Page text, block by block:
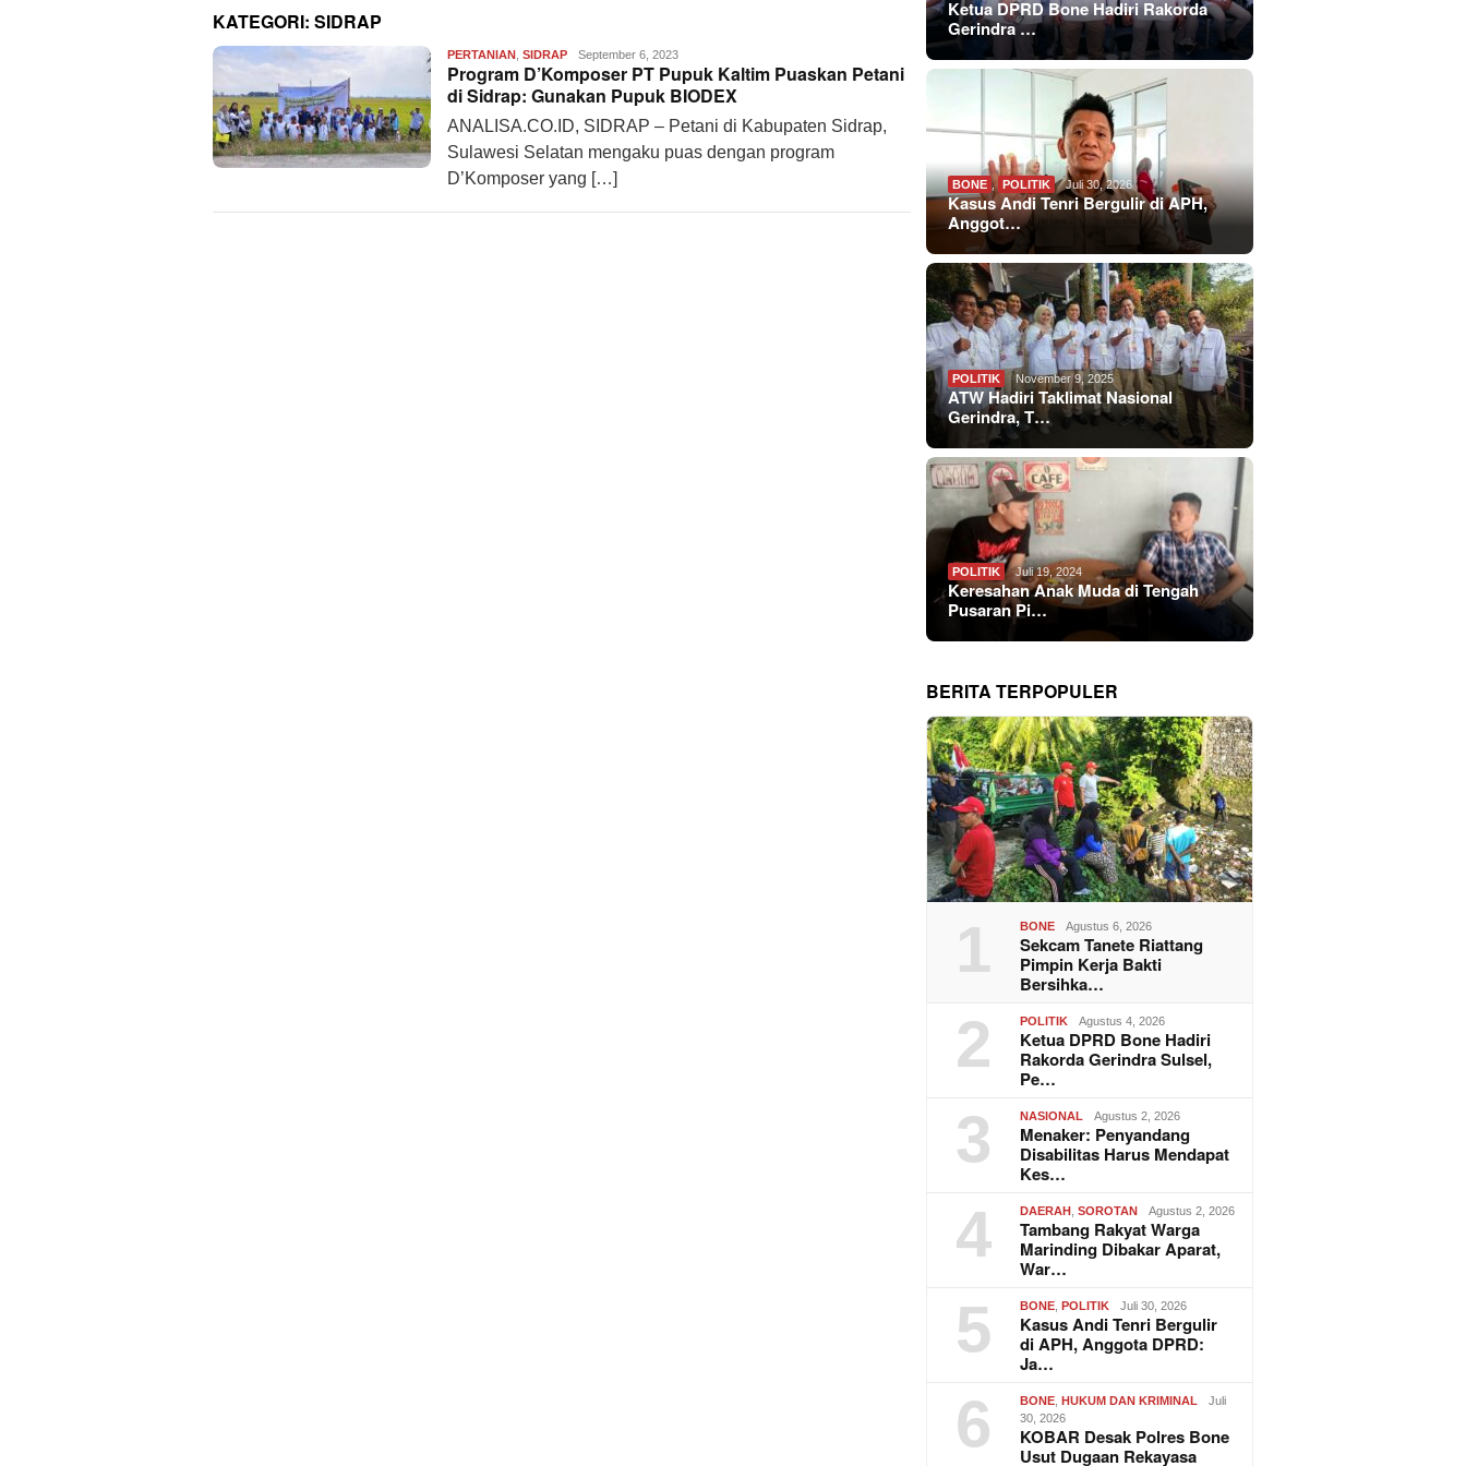
KATEGORI: SIDRAP
PERTANIAN SIDRAP REDAKSI
ANALISA.CO.ID
September 6, 2023
Program D’Komposer PT Pupuk Kaltim Puaskan Petani
di Sidrap: Gunakan Pupuk BIODEX
ANALISA.CO.ID, SIDRAP – Petani di Kabupaten Sidrap,
Sulawesi Selatan mengaku puas dengan program
D’Komposer yang […]
Ketua DPRD Bone Hadiri Rakorda
Gerindra …
BONE , POLITIK Juli 30, 2026
Kasus Andi Tenri Bergulir di APH,
Anggot…
POLITIK November 9, 2025
ATW Hadiri Taklimat Nasional
Gerindra, T…
POLITIK Juli 19, 2024
Keresahan Anak Muda di Tengah
Pusaran Pi…
BERITA TERPOPULER
1 BONE Agustus 6, 2026
Sekcam Tanete Riattang
Pimpin Kerja Bakti
Bersihka…
2 POLITIK Agustus 4, 2026
Ketua DPRD Bone Hadiri
Rakorda Gerindra Sulsel,
Pe…
3 NASIONAL Agustus 2, 2026
Menaker: Penyandang
Disabilitas Harus Mendapat
Kes…
4 DAERAH ,SOROTAN Agustus 2, 2026
Tambang Rakyat Warga
Marinding Dibakar Aparat,
War…
5 BONE POLITIK Juli 30, 2026
Kasus Andi Tenri Bergulir
di APH, Anggota DPRD:
Ja…
6 BONE HUKUM DAN KRIMINAL
Juli
30, 2026
KOBAR Desak Polres Bone
Usut Dugaan Rekayasa